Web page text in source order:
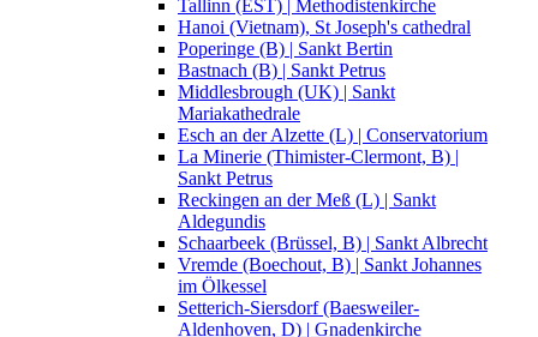
Tallinn (EST) | Methodistenkirche
Hanoi (Vietnam), St Joseph's cathedral
Poperinge (B) | Sankt Bertin
Bastnach (B) | Sankt Petrus
Middlesbrough (UK) | Sankt
Mariakathedrale
Esch an der Alzette (L) | Conservatorium
La Minerie (Thimister-Clermont, B) |
Sankt Petrus
Reckingen an der Meß (L) | Sankt
Aldegundis
Schaarbeek (Brüssel, B) | Sankt Albrecht
Vremde (Boechout, B) | Sankt Johannes
im Ölkessel
Setterich-Siersdorf (Baesweiler-
Aldenhoven, D) | Gnadenkirche